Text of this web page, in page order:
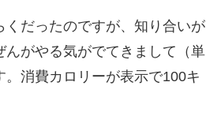
だったのですが、知り合いが
んがやる気がでてきまして（単
消費カロリーが表示で100キ